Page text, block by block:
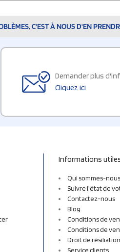
C'EST À NOUS D'EN
Demander plus
Cliquez ici
Informations
Qui sommes-
Suivre l'état de
Contactez-nous
Blog
Conditions de
Conditions de
Droit de résiliation
Service clients